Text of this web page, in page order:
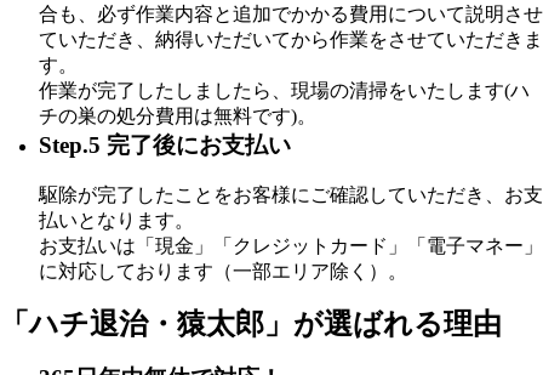
合も、必ず作業内容と追加でかかる費用について説明させ
ていただき、納得いただいてから作業をさせていただきま
す。
作業が完了したしましたら、現場の清掃をいたします(ハ
チの巣の処分費用は無料です)。
Step.5 完了後にお支払い
駆除が完了したことをお客様にご確認していただき、お支
払いとなります。
お支払いは「現金」「クレジットカード」「電子マネー」
に対応しております（一部エリア除く）。
「ハチ退治・猿太郎」が選ばれる理由